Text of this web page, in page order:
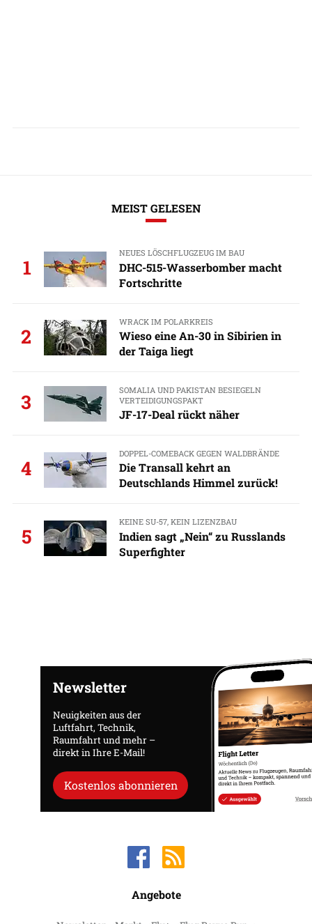
MEIST GELESEN
1
NEUES LÖSCHFLUGZEUG IM BAU
DHC-515-Wasserbomber macht
Fortschritte
2
WRACK IM POLARKREIS
Wieso eine An-30 in Sibirien in
der Taiga liegt
3
SOMALIA UND PAKISTAN BESIEGELN
VERTEIDIGUNGSPAKT
JF-17-Deal rückt näher
4
DOPPEL-COMEBACK GEGEN WALDBRÄNDE
Die Transall kehrt an
Deutschlands Himmel zurück!
5
KEINE SU-57, KEIN LIZENZBAU
Indien sagt „Nein“ zu Russlands
Superfighter
Newsletter
Neuigkeiten aus der
Luftfahrt, Technik,
Raumfahrt und mehr –
direkt in Ihre E-Mail!
Kostenlos abonnieren
Angebote